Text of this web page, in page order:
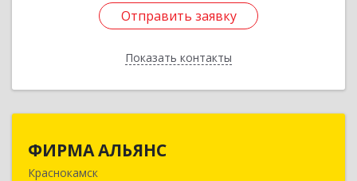
Отправить заявку
Показать контакты
Отправить заявку
Назад
ФИРМА АЛЬЯНС
Краснокамск